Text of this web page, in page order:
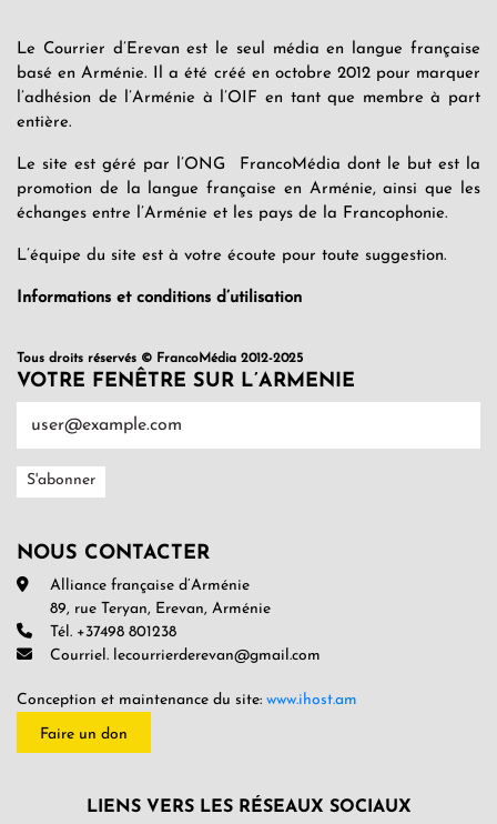
Le Courrier d’Erevan est le seul média en langue française
basé en Arménie. Il a été créé en octobre 2012 pour marquer
l’adhésion de l’Arménie à l’OIF en tant que membre à part
entière.
Le site est géré par l’ONG FrancoMédia dont le but est la
promotion de la langue française en Arménie, ainsi que les
échanges entre l’Arménie et les pays de la Francophonie.
L’équipe du site est à votre écoute pour toute suggestion.
Informations et conditions d’utilisation
Tous droits réservés © FrancoMédia 2012-2025
VOTRE FENÊTRE SUR L’ARMENIE
NOUS CONTACTER
Alliance française d’Arménie
89, rue Teryan, Erevan, Arménie
Tél. +37498 801238
Courriel. lecourrierderevan@gmail.com
Conception et maintenance du site: www.ihost.am
Faire un don
LIENS VERS LES RÉSEAUX SOCIAUX